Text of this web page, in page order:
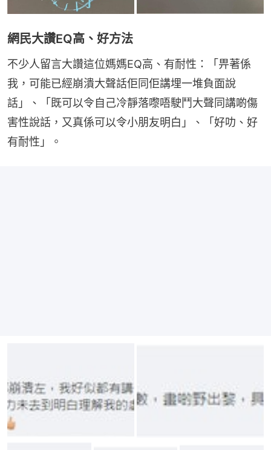
網民大讚EQ高、好方法
不少人留言大讚這位媽媽EQ高、有耐性：「畀著係
我，可能已經崩潰大聲話佢同佢講埋一堆負面說
話」、「既可以令自己冷靜落嚟唔駛鬥大聲同講啲傷
害性說話，又真係可以令小朋友明白」、「好叻、好
有耐性」。